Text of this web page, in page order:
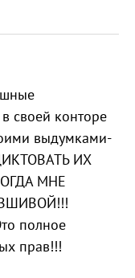
своей конторе
выдумками-
ИХ
МНЕ
полное
прав!!!